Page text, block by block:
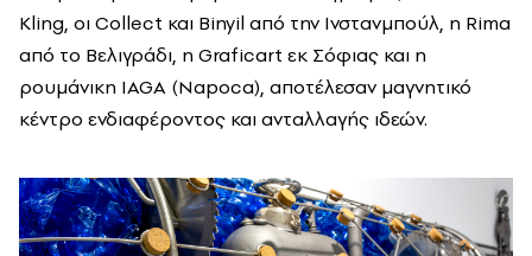
Kling, οι Collect και Binyil από την Ινστανμπούλ, η Rima
από το Βελιγράδι, η Graficart εκ Σόφιας και η
ρουμάνικη IAGA (Napoca), αποτέλεσαν μαγνητικό
κέντρο ενδιαφέροντος και ανταλλαγής ιδεών.